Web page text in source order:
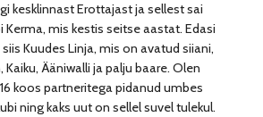
kesklinnast Erottajast ja sellest sai
Kerma, mis kestis seitse aastat. Edasi
Kuudes Linja, mis on avatud siiani,
Kaiku, Ääniwalli ja palju baare. Olen
koos partneritega pidanud umbes
ning kaks uut on sellel suvel tulekul.